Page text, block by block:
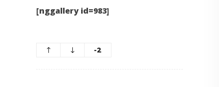
[nggallery id=983]
-2